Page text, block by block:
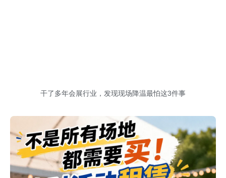
干了多年会展行业，发现现场降温最怕这3件事